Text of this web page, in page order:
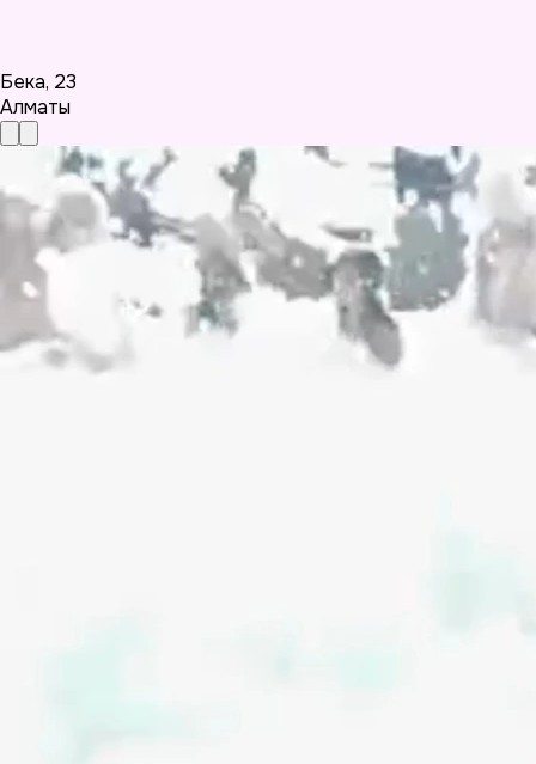
Бека, 23
Алматы